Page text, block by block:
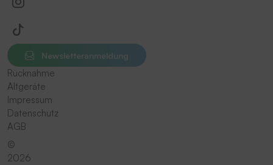
Newsletteranmeldung
Rücknahme
Altgeräte
Impressum
Datenschutz
AGB
©
2026